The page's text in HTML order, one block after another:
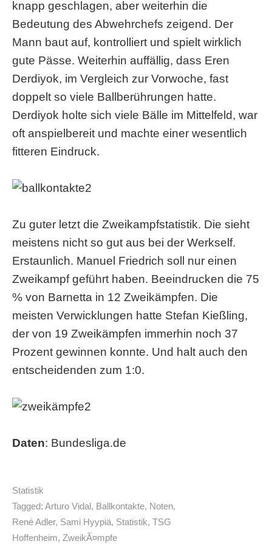
knapp geschlagen, aber weiterhin die
Bedeutung des Abwehrchefs zeigend. Der
Mann baut auf, kontrolliert und spielt wirklich
gute Pässe. Weiterhin auffällig, dass Eren
Derdiyok, im Vergleich zur Vorwoche, fast
doppelt so viele Ballberührungen hatte.
Derdiyok holte sich viele Bälle im Mittelfeld, war
oft anspielbereit und machte einer wesentlich
fitteren Eindruck.
Zu guter letzt die Zweikampfstatistik. Die sieht
meistens nicht so gut aus bei der Werkself.
Erstaunlich. Manuel Friedrich soll nur einen
Zweikampf geführt haben. Beeindrucken die 75
% von Barnetta in 12 Zweikämpfen. Die
meisten Verwicklungen hatte Stefan Kießling,
der von 19 Zweikämpfen immerhin noch 37
Prozent gewinnen konnte. Und halt auch den
entscheidenden zum 1:0.
Daten: Bundesliga.de
Statistik
Tagged: Arturo Vidal, Ballkontakte, Noten,
René Adler, Sami Hyypiä, Statistik, TSG
Hoffenheim, ZweikÃ¤mpfe